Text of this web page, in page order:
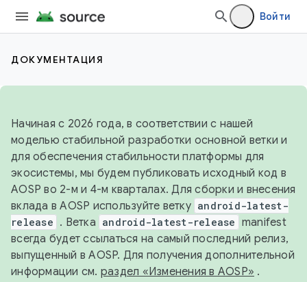
Войти
ДОКУМЕНТАЦИЯ
Начиная с 2026 года, в соответствии с нашей
моделью стабильной разработки основной ветки и
для обеспечения стабильности платформы для
экосистемы, мы будем публиковать исходный код в
AOSP во 2-м и 4-м кварталах. Для сборки и внесения
вклада в AOSP используйте ветку android-latest-
release . Ветка android-latest-release manifest
всегда будет ссылаться на самый последний релиз,
выпущенный в AOSP. Для получения дополнительной
информации см. раздел «Изменения в AOSP» .